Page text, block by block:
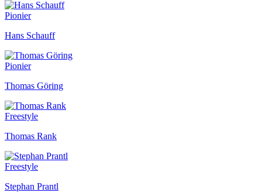
Pionier
Hans Schauff
Pionier
Thomas Göring
Freestyle
Thomas Rank
Freestyle
Stephan Prantl